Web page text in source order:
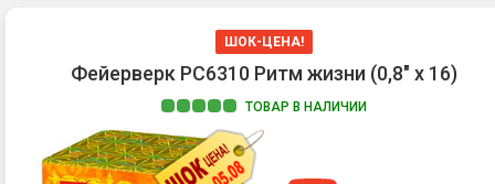
ШОК-ЦЕНА!
Фейерверк РС6310 Ритм жизни (0,8" х 16)
ТОВАР В НАЛИЧИИ